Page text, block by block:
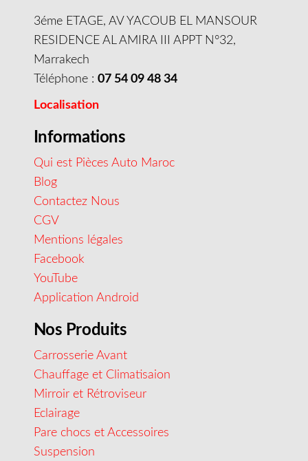
3éme ETAGE, AV YACOUB EL MANSOUR
RESIDENCE AL AMIRA III APPT N°32,
Marrakech
Téléphone : 07 54 09 48 34
Localisation
Informations
Qui est Pièces Auto Maroc
Blog
Contactez Nous
CGV
Mentions légales
Facebook
YouTube
Application Android
Nos Produits
Carrosserie Avant
Chauffage et Climatisaion
Mirroir et Rétroviseur
Eclairage
Pare chocs et Accessoires
Suspension